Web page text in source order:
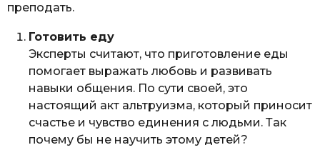
преподать.
Готовить еду
Эксперты считают, что приготовление еды
помогает выражать любовь и развивать
навыки общения. По сути своей, это
настоящий акт альтруизма, который приносит
счастье и чувство единения с людьми. Так
почему бы не научить этому детей?